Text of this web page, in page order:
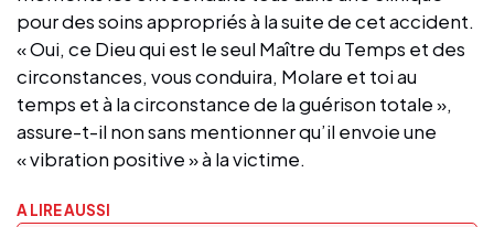
pour des soins appropriés à la suite de cet accident.
« Oui, ce Dieu qui est le seul Maître du Temps et des
circonstances, vous conduira, Molare et toi au
temps et à la circonstance de la guérison totale »,
assure-t-il non sans mentionner qu’il envoie une
« vibration positive » à la victime.
A LIRE AUSSI